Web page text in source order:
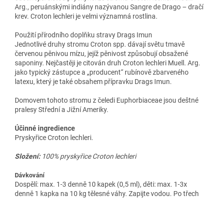
Arg., peruánskými indiány nazývanou Sangre de Drago – dračí
krev. Croton lechleri je velmi významná rostlina.
Použití přírodního doplňku stravy Drags Imun
Jednotlivé druhy stromu Croton spp. dávají světu tmavě
červenou pěnivou mízu, jejíž pěnivost způsobují obsažené
saponiny. Nejčastěji je citován druh Croton lechleri Muell. Arg.
jako typický zástupce a „producent“ rubínově zbarveného
latexu, který je také obsahem přípravku Drags Imun.
Domovem tohoto stromu z čeledi Euphorbiaceae jsou deštné
pralesy Střední a Jižní Ameriky.
Účinné ingredience
Pryskyřice Croton lechleri.
Složení: 100% pryskyřice Croton lechleri
Dávkování
Dospělí: max. 1-3 denně 10 kapek (0,5 ml), děti: max. 1-3x
denně 1 kapka na 10 kg tělesné váhy. Zapijte vodou. Po třech